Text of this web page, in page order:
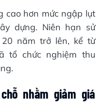
cao hơn mức ngập lụt
dựng. Niên hạn sử
năm trở lên, kể từ
tổ chức nghiệm thu
nhằm giảm giá